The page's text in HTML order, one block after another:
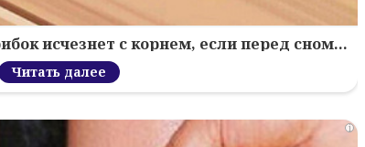
исчезнет с корнем, если перед сном…
Читать далее
i